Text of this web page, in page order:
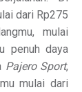
dari Rp275
mulai
penuh daya
Pajero Sport,
mulai dari